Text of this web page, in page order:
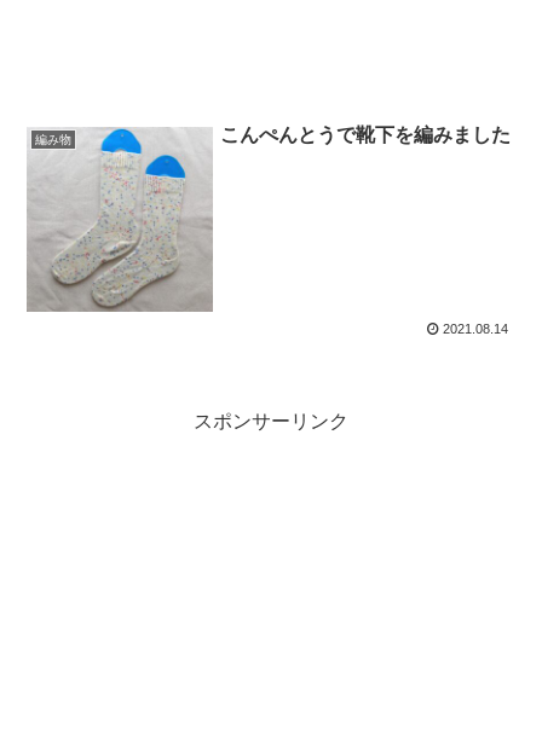
編み物 こんぺんとうで靴下を編みました
2021.08.14
スポンサーリンク